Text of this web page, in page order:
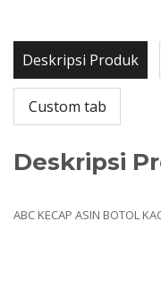
Deskripsi Produk
Custom tab
Deskripsi
ABC KECAP ASIN BOTOL